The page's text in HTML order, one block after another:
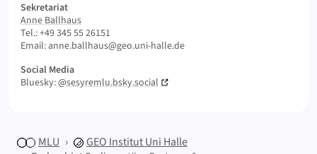
Sekretariat
Anne Ballhaus
Tel.: +49 345 55 26151
Email: anne.ballhaus@geo.uni-halle.de
Social Media
Bluesky:@sesyremlu.bsky.social
MLU GEO Institut Uni Halle